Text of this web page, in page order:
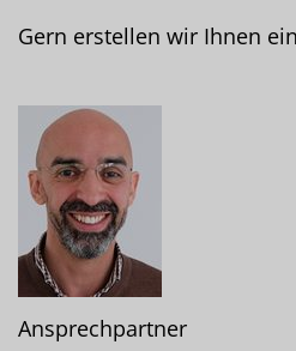
Gern erstellen wir Ihnen
Ansprechpartner